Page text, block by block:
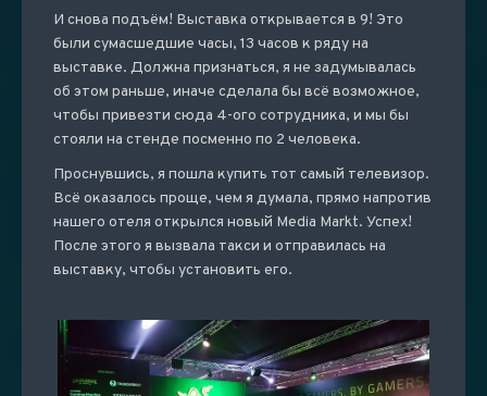
И снова подъём! Выставка открывается в 9! Это
были сумасшедшие часы, 13 часов к ряду на
выставке. Должна признаться, я не задумывалась
об этом раньше, иначе сделала бы всё возможное,
чтобы привезти сюда 4-ого сотрудника, и мы бы
стояли на стенде посменно по 2 человека.
Проснувшись, я пошла купить тот самый телевизор.
Всё оказалось проще, чем я думала, прямо напротив
нашего отеля открылся новый Media Markt. Успех!
После этого я вызвала такси и отправилась на
выставку, чтобы установить его.